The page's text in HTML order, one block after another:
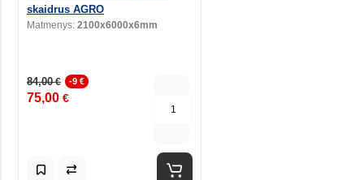
skaidrus AGRO
Matmenys: 2100x6000x6mm
84,00€ -9 €
75,00 €